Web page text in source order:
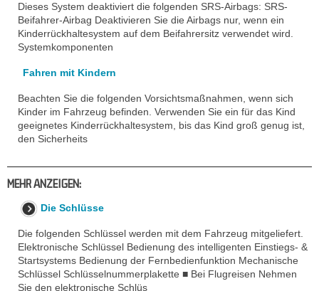
Dieses System deaktiviert die folgenden SRS-Airbags: SRS-
Beifahrer-Airbag Deaktivieren Sie die Airbags nur, wenn ein
Kinderrückhaltesystem auf dem Beifahrersitz verwendet wird.
Systemkomponenten
Fahren mit Kindern
Beachten Sie die folgenden Vorsichtsmaßnahmen, wenn sich
Kinder im Fahrzeug befinden. Verwenden Sie ein für das Kind
geeignetes Kinderrückhaltesystem, bis das Kind groß genug ist,
den Sicherheits
MEHR ANZEIGEN:
Die Schlüsse
Die folgenden Schlüssel werden mit dem Fahrzeug mitgeliefert.
Elektronische Schlüssel Bedienung des intelligenten Einstiegs- &
Startsystems Bedienung der Fernbedienfunktion Mechanische
Schlüssel Schlüsselnummerplakette ■ Bei Flugreisen Nehmen
Sie den elektronische Schlüs